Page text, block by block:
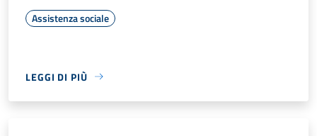
Assistenza sociale
LEGGI DI PIÙ